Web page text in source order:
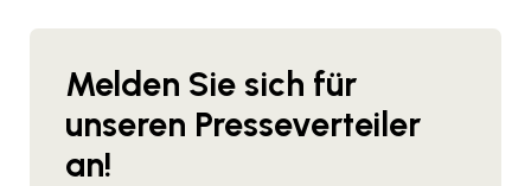
Melden Sie sich für
unseren Presseverteiler
an!